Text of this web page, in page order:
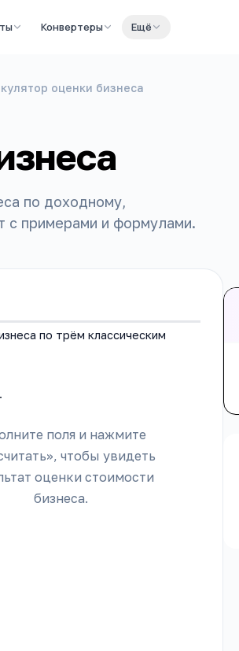
Конвертеры Ещё
оценки бизнеса
по доходному,
с примерами и формулами.
по трём классическим
поля и нажмите
чтобы увидеть
оценки стоимости
бизнеса.